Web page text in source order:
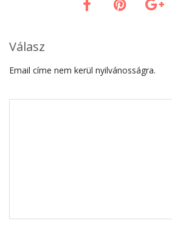
Válasz
Email címe nem kerül nyilvánosságra.